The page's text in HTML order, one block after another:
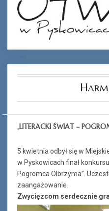
„LITERACKI ŚWIAT –
5 kwietnia odbył się w
w Pyskowicach finał
Pogromca Olbrzyma”.
zaangażowanie.
Zwycięzcom serdecznie